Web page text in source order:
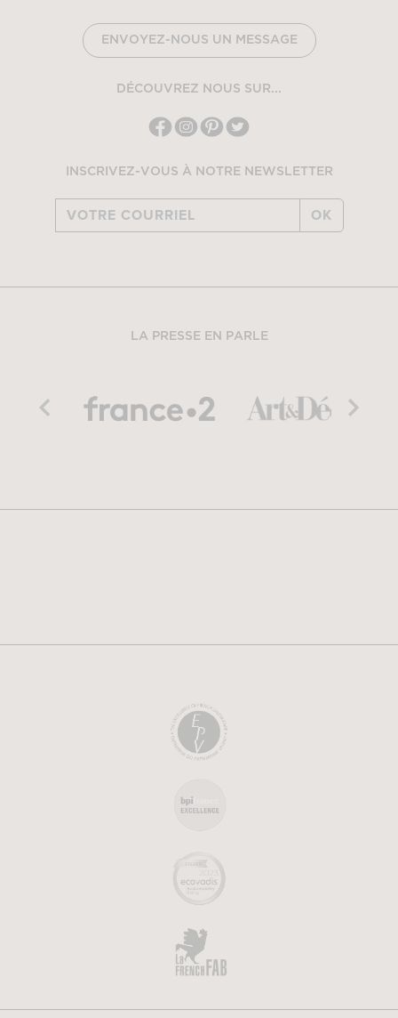
ENVOYEZ-NOUS UN MESSAGE
DÉCOUVREZ NOUS SUR...
INSCRIVEZ-VOUS À NOTRE NEWSLETTER
OK
LA PRESSE EN PARLE